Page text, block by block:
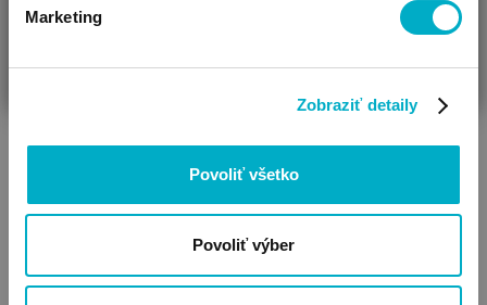
Marketing
Zobraziť detaily
Povoliť všetko
Povoliť výber